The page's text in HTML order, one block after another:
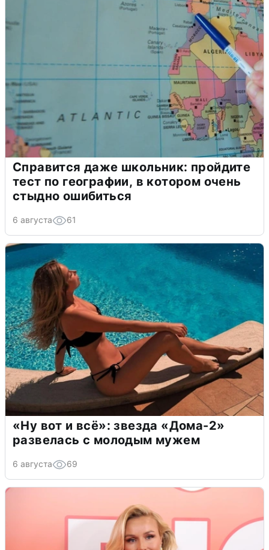
Справится даже школьник: пройдите
тест по географии, в котором очень
стыдно ошибиться
6 августа 61
«Ну вот и всё»: звезда «Дома-2»
развелась с молодым мужем
6 августа 69